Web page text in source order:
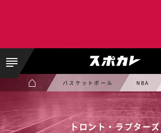
バスケットボール NBA
トロント・ラプターズ